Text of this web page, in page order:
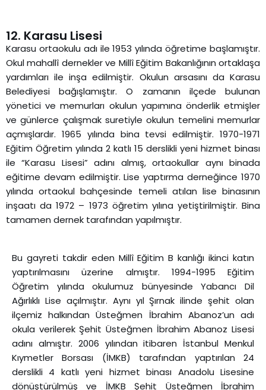
12. Karasu Lisesi
Karasu ortaokulu adı ile 1953 yılında öğretime başlamıştır.
Okul mahallî dernekler ve Millî Eğitim Bakanlığının ortaklaşa
yardımları ile inşa edilmiştir. Okulun arsasını da Karasu
Belediyesi bağışlamıştır. O zamanın ilçede bulunan
yönetici ve memurları okulun yapımına önderlik etmişler
ve günlerce çalışmak suretiyle okulun temelini memurlar
açmışlardır. 1965 yılında bina tevsi edilmiştir. 1970-1971
Eğitim Öğretim yılında 2 katlı 15 derslikli yeni hizmet binası
ile “Karasu Lisesi” adını almış, ortaokullar aynı binada
eğitime devam edilmiştir. Lise yaptırma derneğince 1970
yılında ortaokul bahçesinde temeli atılan lise binasının
inşaatı da 1972 – 1973 öğretim yılına yetiştirilmiştir. Bina
tamamen dernek tarafından yapılmıştır.
Bu gayreti takdir eden Millî Eğitim B kanlığı ikinci katın
yaptırılmasını üzerine almıştır. 1994-1995 Eğitim
Öğretim yılında okulumuz bünyesinde Yabancı Dil
Ağırlıklı Lise açılmıştır. Aynı yıl Şırnak ilinde şehit olan
ilçemiz halkından Üsteğmen İbrahim Abanoz’un adı
okula verilerek Şehit Üsteğmen İbrahim Abanoz Lisesi
adını almıştır. 2006 yılından itibaren İstanbul Menkul
Kıymetler Borsası (İMKB) tarafından yaptırılan 24
derslikli 4 katlı yeni hizmet binası Anadolu Lisesine
dönüştürülmüş ve İMKB Şehit Üsteğmen İbrahim